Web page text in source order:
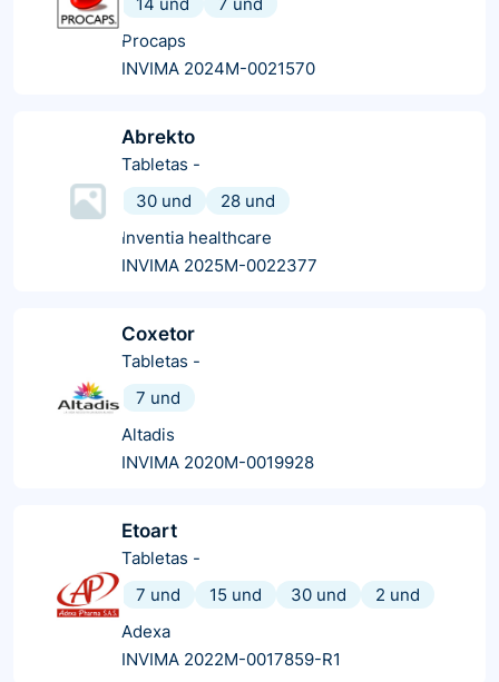
Procaps
INVIMA 2024M-0021570
Abrekto
Tabletas -
30 und
28 und
Inventia healthcare
INVIMA 2025M-0022377
Coxetor
Tabletas -
7 und
Altadis
INVIMA 2020M-0019928
Etoart
Tabletas -
7 und
15 und 30 und
2 und
Adexa
INVIMA 2022M-0017859-R1